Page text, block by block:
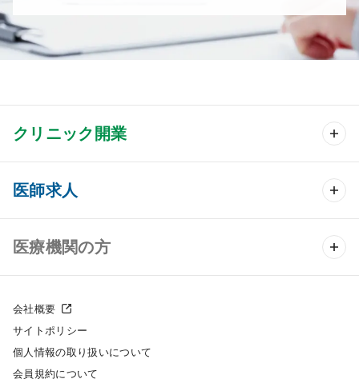
クリニック開業
クリニック開業 TOP
クリニック物件検索
クリニックの開業スタイル
クリニック開業までの流れ
医師求人
医師求人 TOP
常勤求人検索
スポット求人検索
医療機関の方
採用をお考えの医療機関の方
会社概要
サイトポリシー
個人情報の取り扱いについて
会員規約について